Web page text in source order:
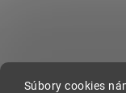
Súbory cookies